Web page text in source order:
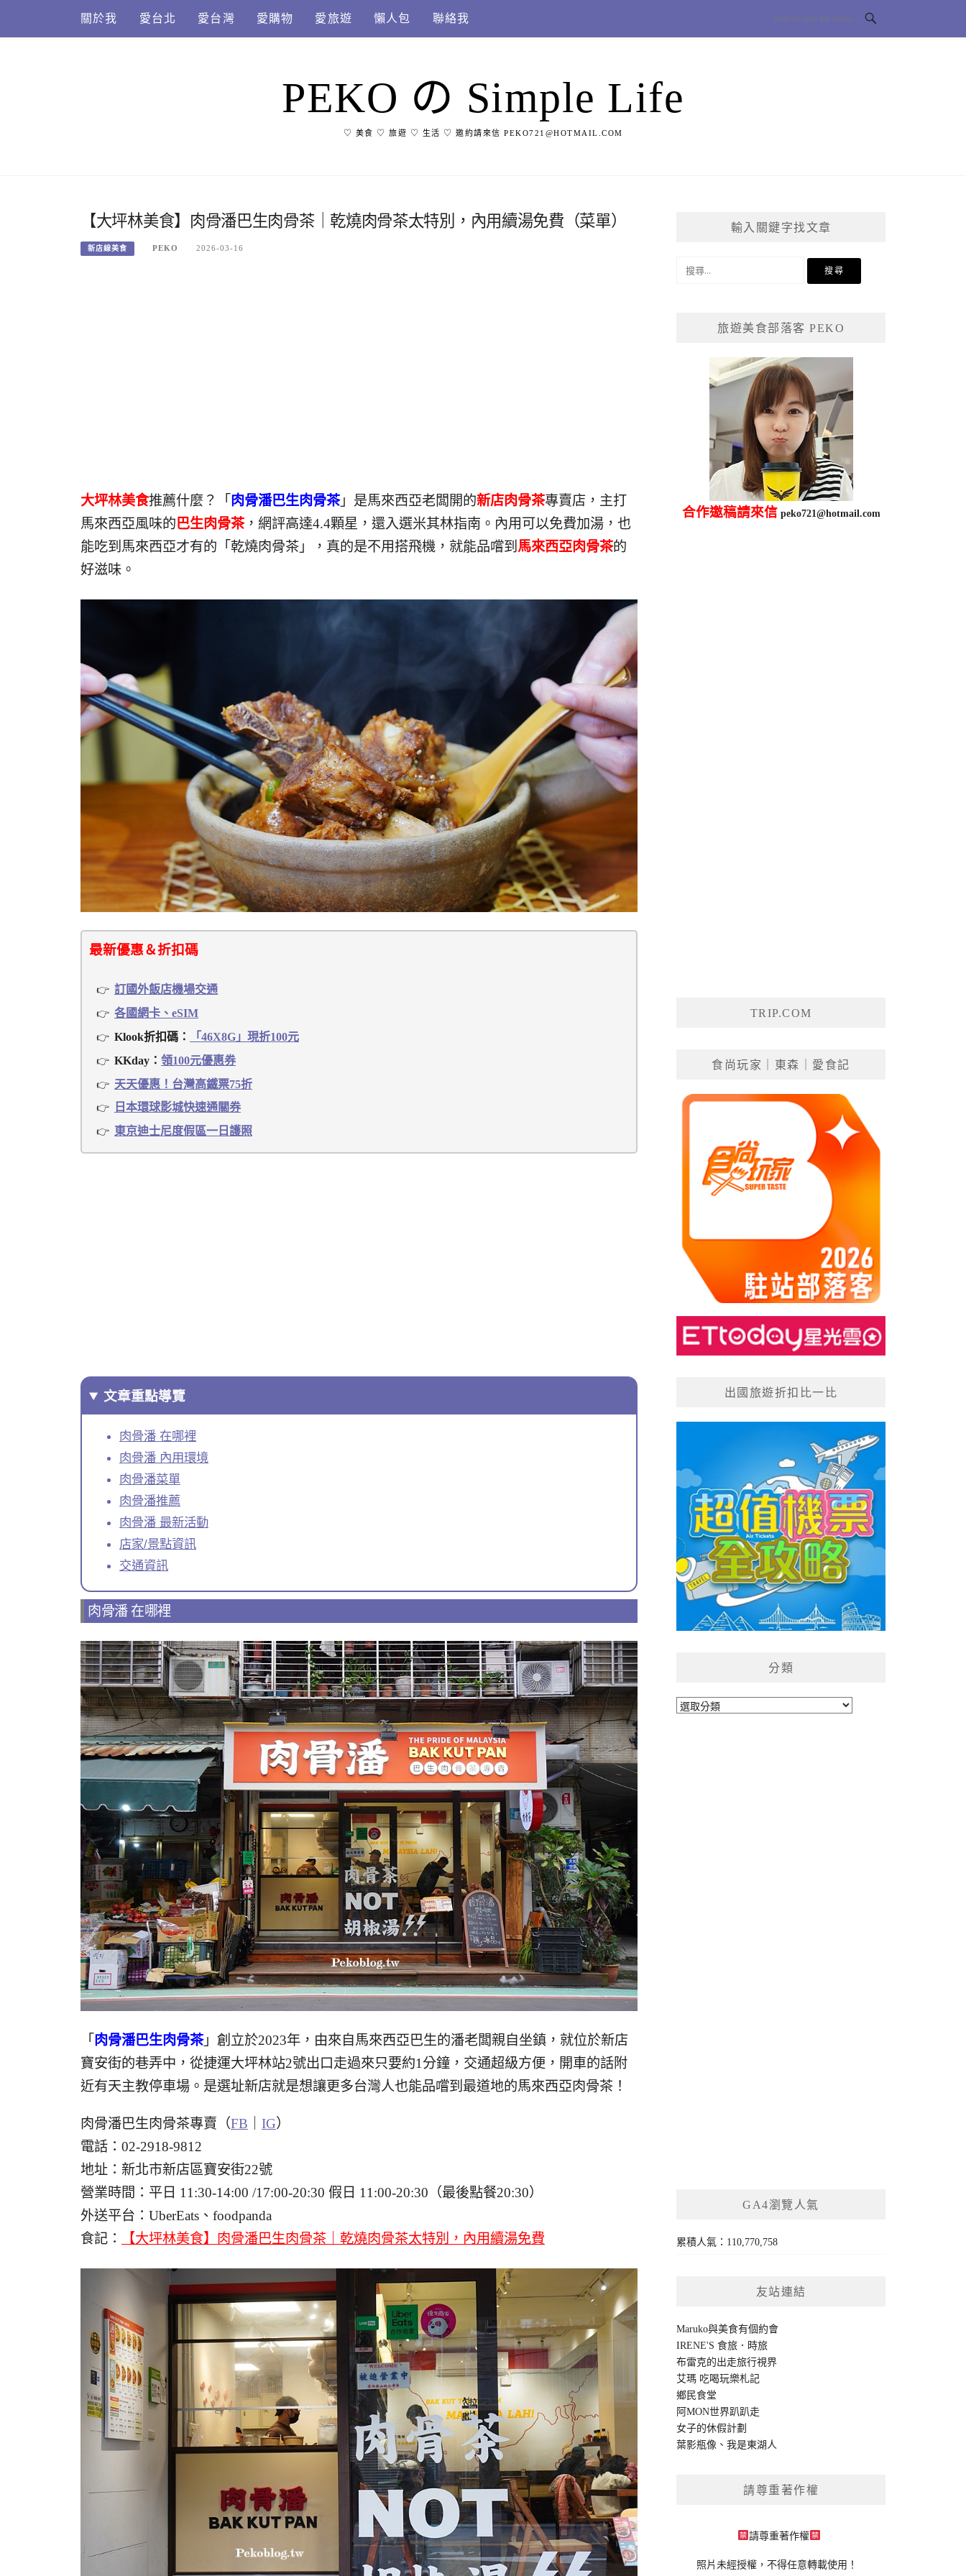
content
關於我 愛台北 愛台灣 愛購物 愛旅遊 懶人包 聯絡我
PEKO の Simple Life
♡ 美食 ♡ 旅遊 ♡ 生活 ♡ 邀約請來信 PEKO721@HOTMAIL.COM
【大坪林美食】肉骨潘巴生肉骨茶｜乾燒肉骨茶太特別，內用續湯免費（菜單）
新店線美食 PEKO 2026-03-16
大坪林美食推薦什麼？「 肉骨潘巴生肉骨茶」是馬來西亞老闆開的新店肉骨茶專賣店，主打
馬來西亞風味的巴生肉骨茶，網評高達4.4顆星，還入選米其林指南。內用可以免費加湯，也
能吃到馬來西亞才有的「乾燒肉骨茶」，真的是不用搭飛機，就能品嚐到 馬來西亞肉骨茶的
好滋味。
最新優惠＆折扣碼
訂國外飯店機場交通
各國網卡、eSIM
Klook折扣碼：
「46X8G」現折100元
KKday： 領100元優惠券
天天優惠！台灣高鐵票75折
日本環球影城快速通關券
東京迪士尼度假區一日護照
文章重點導覽
肉骨潘 在哪裡
肉骨潘 內用環境
肉骨潘菜單
肉骨潘推薦
肉骨潘 最新活動
店家/景點資訊
交通資訊
肉骨潘 在哪裡
「 肉骨潘巴生肉骨茶」創立於2023年，由來自馬來西亞巴生的潘老闆親自坐鎮，就位於新店
寶安街的巷弄中，從捷運大坪林站2號出口走過來只要約1分鐘，交通超級方便，開車的話附
近有天主教停車場。是選址新店就是想讓更多台灣人也能品嚐到最道地的馬來西亞肉骨茶！
肉骨潘巴生肉骨茶專賣（FB IG）
電話：02-2918-9812
地址：新北市新店區寶安街22號
營業時間：平日 11:30-14:00 /17:00-20:30 假日 11:00-20:30（最後點餐20:30）
外送平台：UberEats、foodpanda
食記：
【大坪林美食】肉骨潘巴生肉骨茶｜乾燒肉骨茶太特別，內用續湯免費
輸入關鍵字找文章
旅遊美食部落客 PEKO
合作邀稿請來信 peko721@hotmail.com
TRIP.COM
食尚玩家｜東森｜愛食記
出國旅遊折扣比一比
分類
分
GA4瀏覽人氣
累積人氣：110,770,758
友站連結
Maruko與美食有個約會
IRENE'S 食旅．時旅
布雷克的出走旅行視界
艾瑪 吃喝玩樂札記
鄉民食堂
阿MON世界趴趴走
女子的休假計劃
葉影瓶像 、我是東湖人
請尊重著作權
請尊重著作權
照片未經授權，不得任意轉載使用！